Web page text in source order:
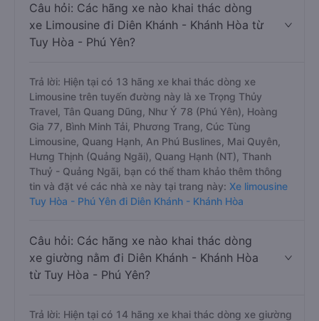
Câu hỏi: Các hãng xe nào khai thác dòng
xe Limousine đi Diên Khánh - Khánh Hòa từ
Tuy Hòa - Phú Yên?
Trả lời: Hiện tại có 13 hãng xe khai thác dòng xe
Limousine trên tuyến đường này là xe Trọng Thủy
Travel, Tân Quang Dũng, Như Ý 78 (Phú Yên), Hoàng
Gia 77, Bình Minh Tải, Phương Trang, Cúc Tùng
Limousine, Quang Hạnh, An Phú Buslines, Mai Quyên,
Hưng Thịnh (Quảng Ngãi), Quang Hạnh (NT), Thanh
Thuỷ - Quảng Ngãi, bạn có thể tham khảo thêm thông
tin và đặt vé các nhà xe này tại trang này: Xe limousine
Tuy Hòa - Phú Yên đi Diên Khánh - Khánh Hòa
Câu hỏi: Các hãng xe nào khai thác dòng
xe giường nằm đi Diên Khánh - Khánh Hòa
từ Tuy Hòa - Phú Yên?
Trả lời: Hiện tại có 14 hãng xe khai thác dòng xe giường